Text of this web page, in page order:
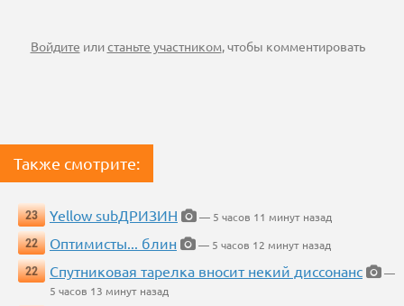
Войдите илистаньте участником, чтобы комментировать
Также смотрите:
23 Yellow subДРИЗИН
— 5 часов 11 минут назад
22
Оптимисты... блин
— 5 часов 12 минут назад
22
Спутниковая тарелка вносит некий диссонанс
—
5 часов 13 минут назад